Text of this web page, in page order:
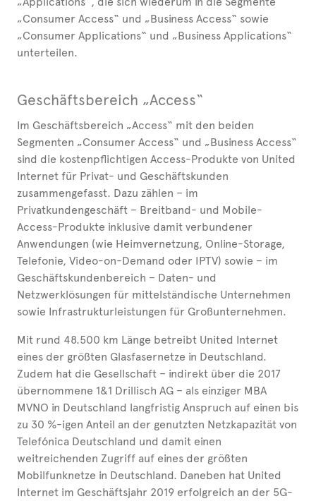
„Consumer Access“ und „Business Access“ sowie
„Consumer Applications“ und „Business Applications“
unterteilen.
Geschäftsbereich „Access“
Im Geschäftsbereich „Access“ mit den beiden
Segmenten „Consumer Access“ und „Business Access“
sind die kostenpflichtigen Access-Produkte von United
Internet für Privat- und Geschäftskunden
zusammengefasst. Dazu zählen – im
Privatkundengeschäft – Breitband- und Mobile-
Access-Produkte inklusive damit verbundener
Anwendungen (wie Heimvernetzung, Online-Storage,
Telefonie, Video-on-Demand oder IPTV) sowie – im
Geschäftskundenbereich – Daten- und
Netzwerklösungen für mittelständische Unternehmen
sowie Infrastrukturleistungen für Großunternehmen.
Mit rund 48.500 km Länge betreibt United Internet
eines der größten Glasfasernetze in Deutschland.
Zudem hat die Gesellschaft – indirekt über die 2017
übernommene 1&1 Drillisch AG – als einziger MBA
MVNO in Deutschland langfristig Anspruch auf einen bis
zu 30 %-igen Anteil an der genutzten Netzkapazität von
Telefónica Deutschland und damit einen
weitreichenden Zugriff auf eines der größten
Mobilfunknetze in Deutschland. Daneben hat United
Internet im Geschäftsjahr 2019 erfolgreich an der 5G-